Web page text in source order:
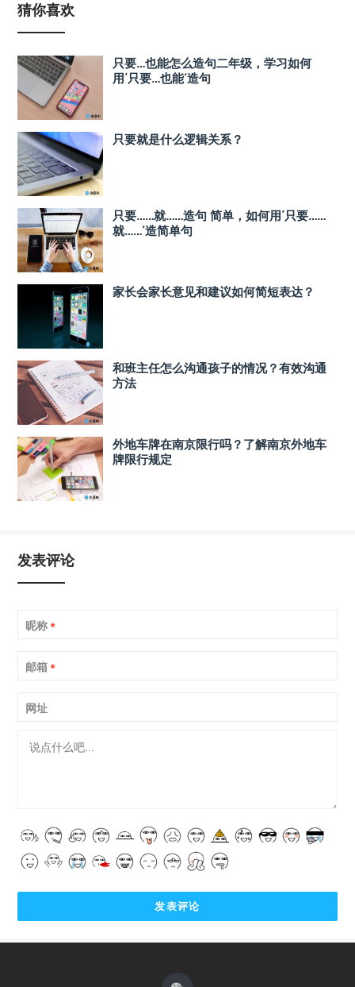
猜你喜欢
只要…也能怎么造句二年级，学习如何
用‘只要…也能’造句
只要就是什么逻辑关系？
只要……就……造句 简单，如何用‘只要……
就……’造简单句
家长会家长意见和建议如何简短表达？
和班主任怎么沟通孩子的情况？有效沟通
方法
外地车牌在南京限行吗？了解南京外地车
牌限行规定
发表评论
昵称 *
邮箱 *
网址